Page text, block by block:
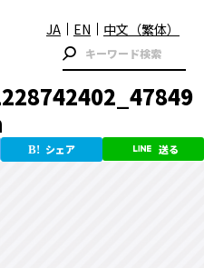
JA EN 中文（繁体）
シェア 送る